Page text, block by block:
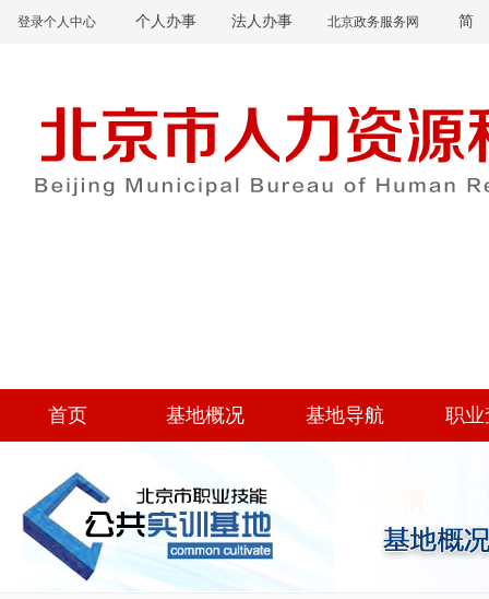
登录个人中心 个人办事 法人办事 北京政务服务网 简
首页 基地概况 基地导航 职业